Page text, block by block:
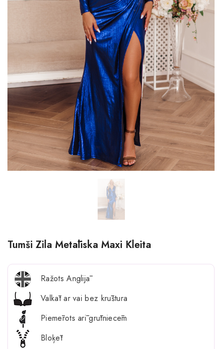
Tumši Zila Metāliska Maxi Kleita
Ražots Anglijā
Valkāt ar vai bez krūštura
Piemērots arī grūtniecēm
Bloķēt